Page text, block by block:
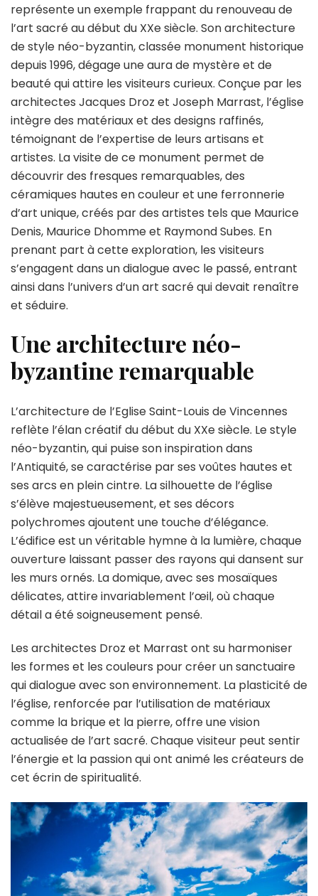
Saint-
Louis
de
Vincennes
un
voyage
à
travers
l’histoire
de
représente un exemple frappant du renouveau de
l’art sacré au début du XXe siècle. Son architecture
de style néo-byzantin, classée monument historique
depuis 1996, dégage une aura de mystère et de
beauté qui attire les visiteurs curieux. Conçue par les
architectes Jacques Droz et Joseph Marrast, l’église
intègre des matériaux et des designs raffinés,
témoignant de l’expertise de leurs artisans et
artistes. La visite de ce monument permet de
découvrir des fresques remarquables, des
céramiques hautes en couleur et une ferronnerie
d’art unique, créés par des artistes tels que Maurice
Denis, Maurice Dhomme et Raymond Subes. En
prenant part à cette exploration, les visiteurs
s’engagent dans un dialogue avec le passé, entrant
ainsi dans l’univers d’un art sacré qui devait renaître
et séduire.
Une architecture néo-
byzantine remarquable
L’architecture de l’Eglise Saint-Louis de Vincennes
reflète l’élan créatif du début du XXe siècle. Le style
néo-byzantin, qui puise son inspiration dans
l’Antiquité, se caractérise par ses voûtes hautes et
ses arcs en plein cintre. La silhouette de l’église
s’élève majestueusement, et ses décors
polychromes ajoutent une touche d’élégance.
L’édifice est un véritable hymne à la lumière, chaque
ouverture laissant passer des rayons qui dansent sur
les murs ornés. La domique, avec ses mosaïques
délicates, attire invariablement l’œil, où chaque
détail a été soigneusement pensé.
Les architectes Droz et Marrast ont su harmoniser
les formes et les couleurs pour créer un sanctuaire
qui dialogue avec son environnement. La plasticité de
l’église, renforcée par l’utilisation de matériaux
comme la brique et la pierre, offre une vision
actualisée de l’art sacré. Chaque visiteur peut sentir
l’énergie et la passion qui ont animé les créateurs de
cet écrin de spiritualité.